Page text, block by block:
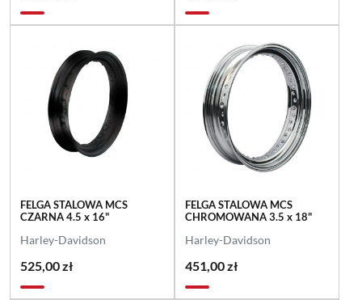
FELGA STALOWA MCS
CZARNA 4.5 x 16"
Harley-Davidson
525,00 zł
FELGA STALOWA MCS
CHROMOWANA 3.5 x 18"
Harley-Davidson
451,00 zł